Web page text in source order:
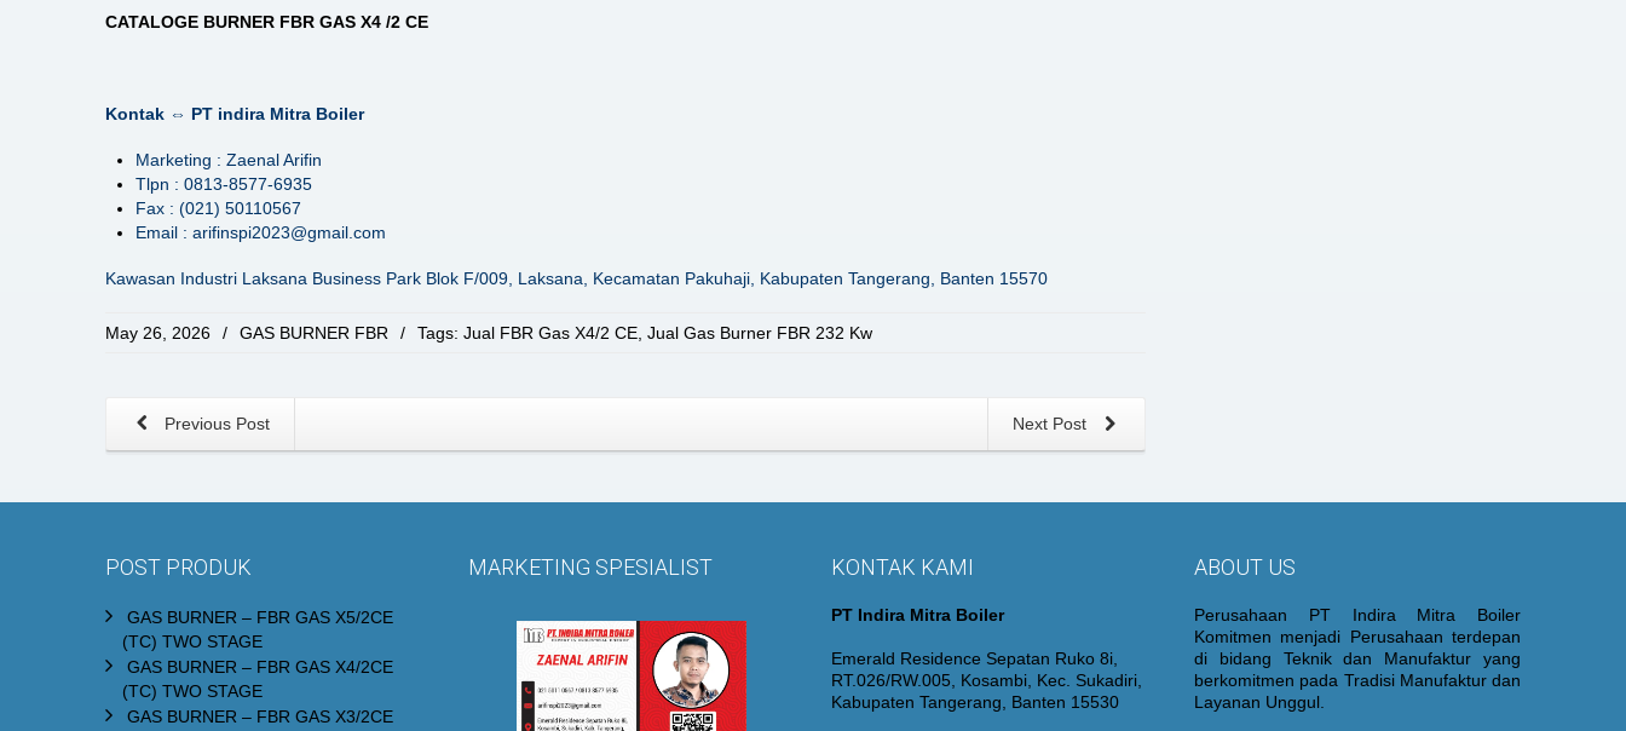
CATALOGE BURNER FBR GAS X4 /2 CE
Kontak ⇔ PT indira Mitra Boiler
Marketing : Zaenal Arifin
Tlpn : 0813-8577-6935
Fax : (021) 50110567
Email : arifinspi2023@gmail.com
Kawasan Industri Laksana Business Park Blok F/009, Laksana, Kecamatan Pakuhaji, Kabupaten Tangerang, Banten 15570
May 26, 2026 / GAS BURNER FBR / Tags: Jual FBR Gas X4/2 CE Jual Gas Burner FBR 232 Kw
Next Post
Previous Post
POST PRODUK
GAS BURNER – FBR GAS X5/2CE
(TC) TWO STAGE
GAS BURNER – FBR GAS X4/2CE
(TC) TWO STAGE
GAS BURNER – FBR GAS X3/2CE
MARKETING SPESIALIST KONTAK KAMI
PT Indira Mitra Boiler
Emerald Residence Sepatan Ruko 8i,
RT.026/RW.005, Kosambi, Kec. Sukadiri,
Kabupaten Tangerang, Banten 15530
ABOUT US
Perusahaan PT Indira Mitra Boiler
Komitmen menjadi Perusahaan terdepan
di bidang Teknik dan Manufaktur yang
berkomitmen pada Tradisi Manufaktur dan
Layanan Unggul.